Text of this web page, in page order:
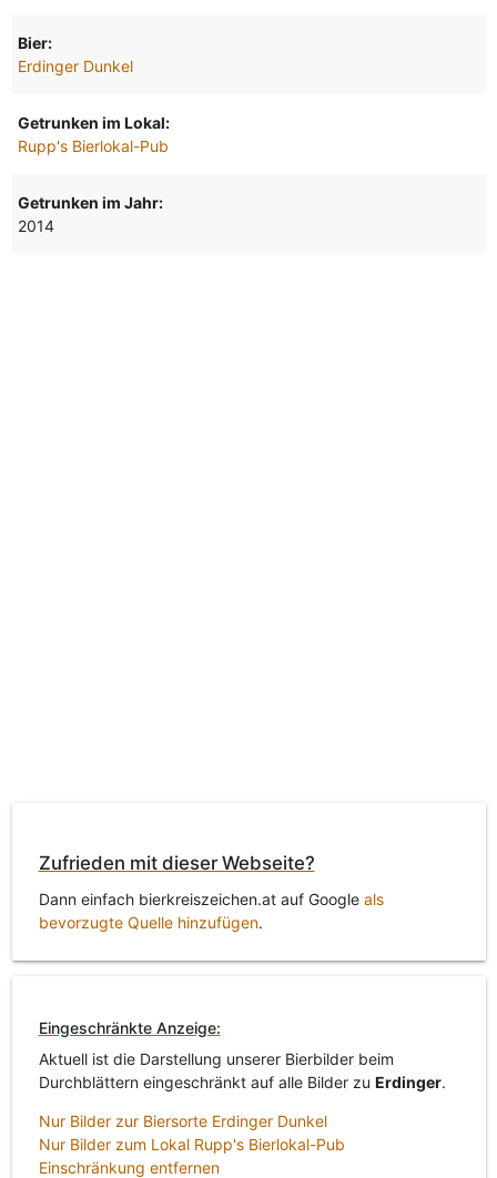
Bier:
Erdinger Dunkel
Getrunken im Lokal:
Rupp's Bierlokal-Pub
Getrunken im Jahr:
2014
Zufrieden mit dieser Webseite?
Dann einfach bierkreiszeichen.at auf Google als
bevorzugte Quelle hinzufügen.
Eingeschränkte Anzeige:
Aktuell ist die Darstellung unserer Bierbilder beim
Durchblättern eingeschränkt auf alle Bilder zu Erdinger.
Nur Bilder zur Biersorte Erdinger Dunkel
Nur Bilder zum Lokal Rupp's Bierlokal-Pub
Einschränkung entfernen